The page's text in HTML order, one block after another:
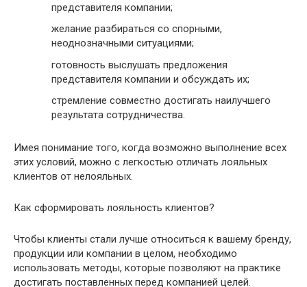
представителя компании;
желание разбираться со спорными,
неоднозначными ситуациями;
готовность выслушать предложения
представителя компании и обсуждать их;
стремление совместно достигать наилучшего
результата сотрудничества.
Имея понимание того, когда возможно выполнение всех
этих условий, можно с легкостью отличать лояльных
клиентов от нелояльных.
Как сформировать лояльность клиентов?
Чтобы клиенты стали лучше относиться к вашему бренду,
продукции или компании в целом, необходимо
использовать методы, которые позволяют на практике
достигать поставленных перед компанией целей.